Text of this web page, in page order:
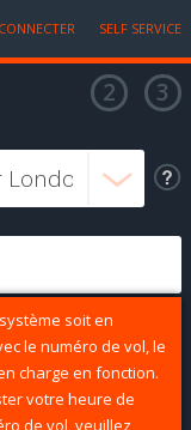
SELF SERVICE
soit en
le numéro de vol, le
charge en fonction.
votre heure de